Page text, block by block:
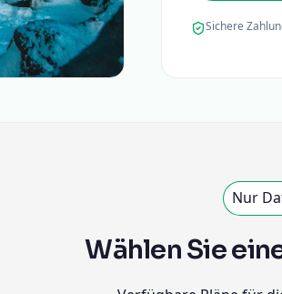
Sichere
Nur
Wählen Sie